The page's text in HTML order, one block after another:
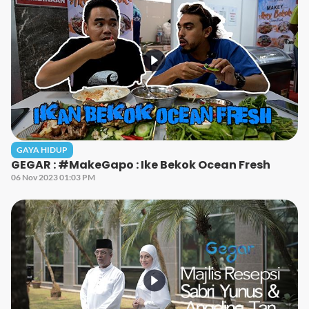
GAYA HIDUP
GEGAR : #MakeGapo : Ike Bekok Ocean Fresh
06 Nov 2023 01:03 PM